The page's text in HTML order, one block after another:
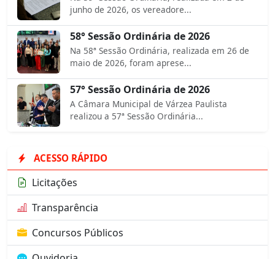
junho de 2026, os vereadore...
58° Sessão Ordinária de 2026
Na 58ª Sessão Ordinária, realizada em 26 de
maio de 2026, foram aprese...
57° Sessão Ordinária de 2026
A Câmara Municipal de Várzea Paulista
realizou a 57ª Sessão Ordinária...
ACESSO RÁPIDO
Licitações
Transparência
Concursos Públicos